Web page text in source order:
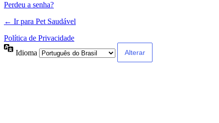
Perdeu a senha?
← Ir para Pet Saudável
Política de Privacidade
Idioma